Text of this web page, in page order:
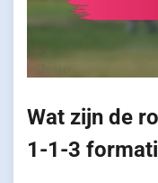
Wat zijn de
1-1-3